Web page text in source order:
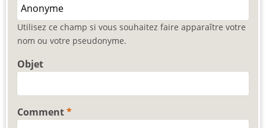
Utilisez ce champ si vous souhaitez faire apparaître votre
nom ou votre pseudonyme.
Objet
Comment